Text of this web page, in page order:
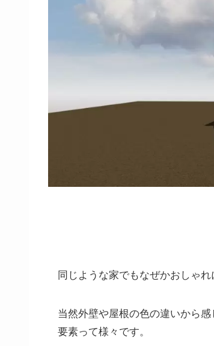
同じような家でもなぜかおしゃ
当然外壁や屋根の色の違いから
要素って様々です。